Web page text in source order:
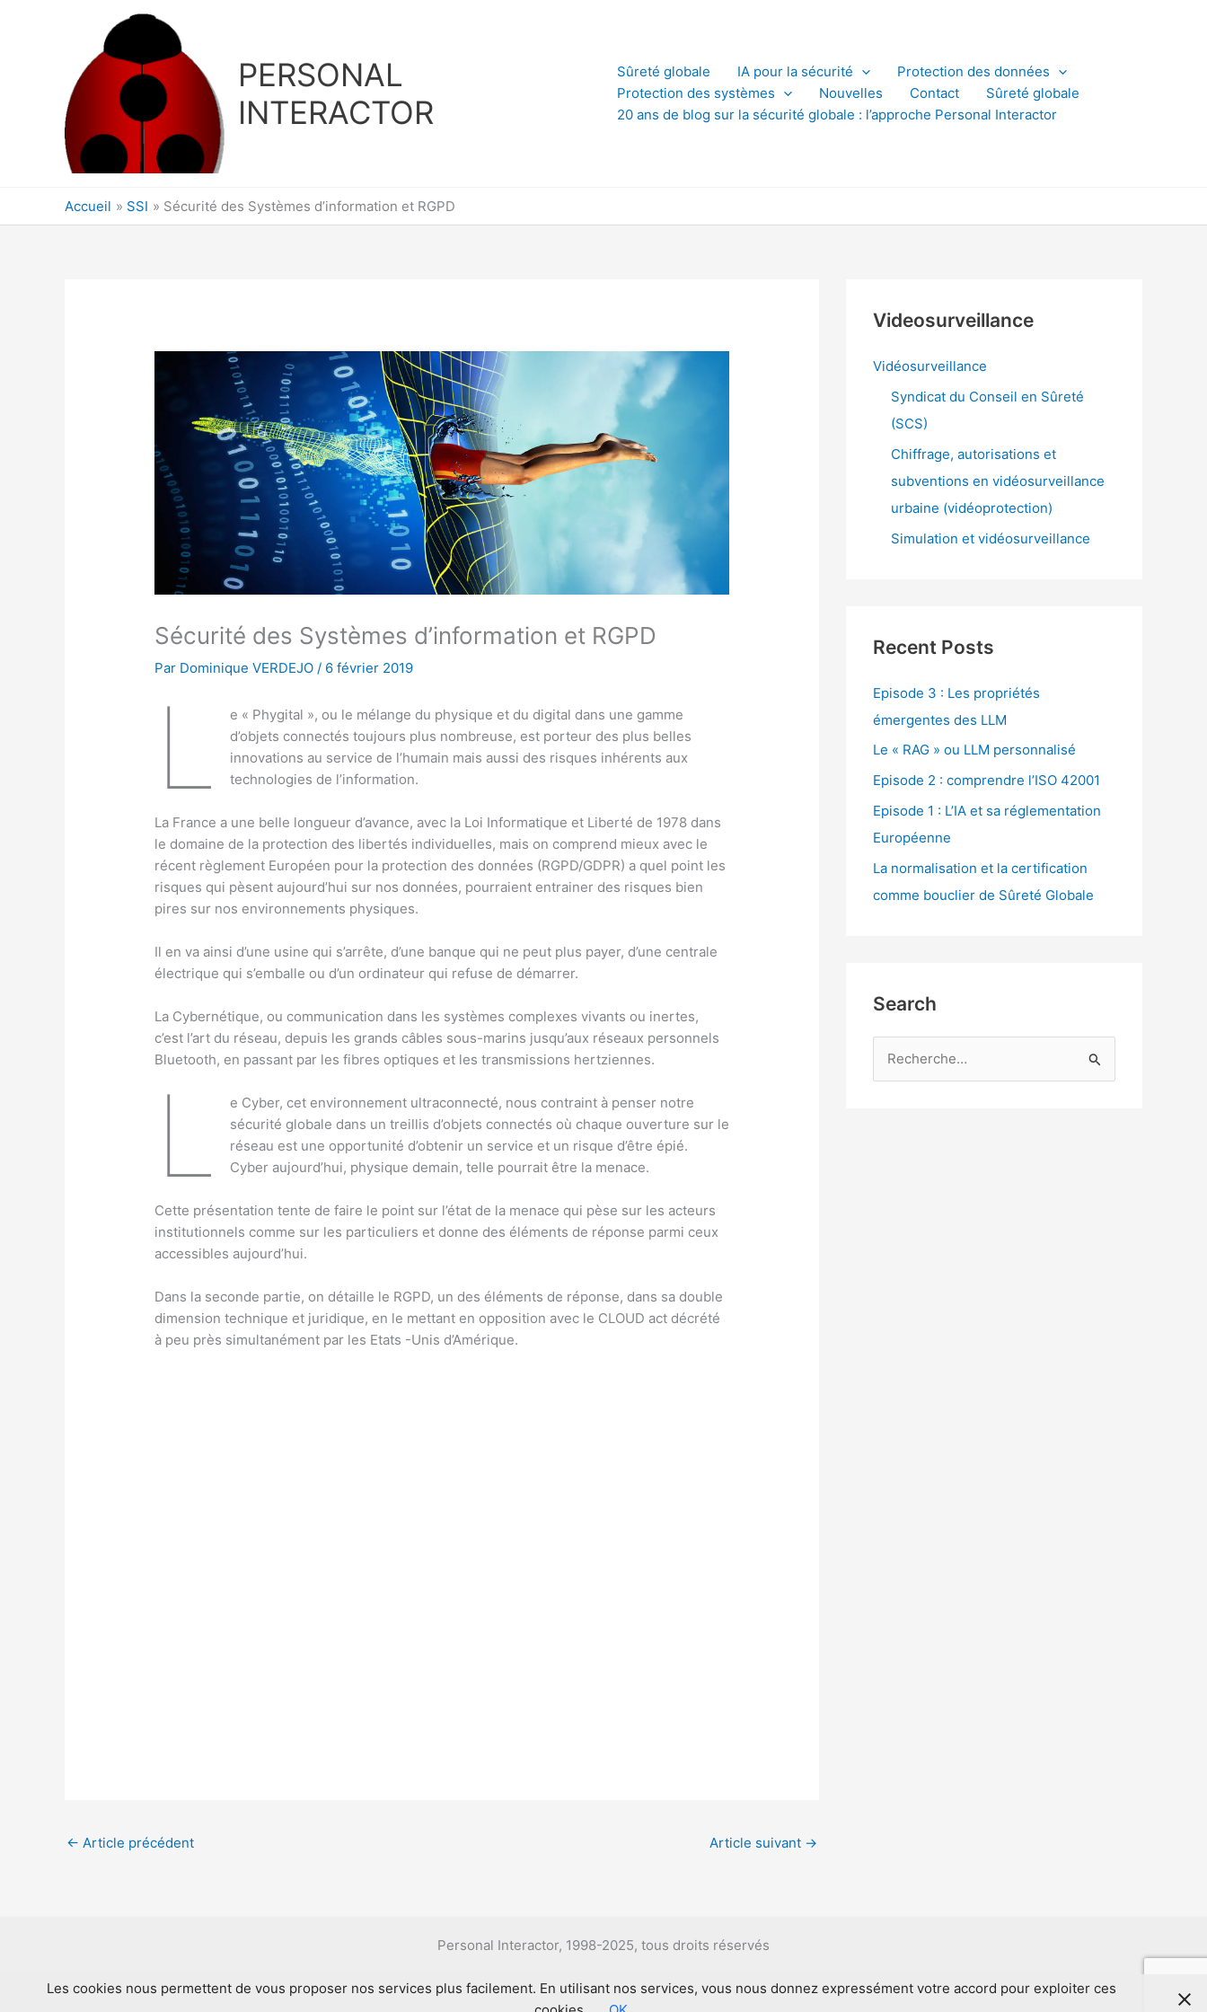
PERSONAL
INTERACTOR
Sûreté globale IA pour la sécurité
Protection des données
Protection des systèmes
Nouvelles Contact
Sûreté globale
20 ans de blog sur la sécurité globale : l’approche Personal Interactor
Accueil SSI Sécurité des Systèmes d’information et RGPD
Sécurité des Systèmes d’information et RGPD
Par Dominique VERDEJO/ 6 février 2019
L
e « Phygital », ou le mélange du physique et du digital dans une gamme
d’objets connectés toujours plus nombreuse, est porteur des plus belles
innovations au service de l’humain mais aussi des risques inhérents aux
technologies de l’information.
La France a une belle longueur d’avance, avec la Loi Informatique et Liberté de 1978 dans
le domaine de la protection des libertés individuelles, mais on comprend mieux avec le
récent règlement Européen pour la protection des données (RGPD/GDPR) a quel point les
risques qui pèsent aujourd’hui sur nos données, pourraient entrainer des risques bien
pires sur nos environnements physiques.
Il en va ainsi d’une usine qui s’arrête, d’une banque qui ne peut plus payer, d’une centrale
électrique qui s’emballe ou d’un ordinateur qui refuse de démarrer.
La Cybernétique, ou communication dans les systèmes complexes vivants ou inertes,
c’est l’art du réseau, depuis les grands câbles sous-marins jusqu’aux réseaux personnels
Bluetooth, en passant par les fibres optiques et les transmissions hertziennes.
L
e Cyber, cet environnement ultraconnecté, nous contraint à penser notre
sécurité globale dans un treillis d’objets connectés où chaque ouverture sur le
réseau est une opportunité d’obtenir un service et un risque d’être épié.
Cyber aujourd’hui, physique demain, telle pourrait être la menace.
Cette présentation tente de faire le point sur l’état de la menace qui pèse sur les acteurs
institutionnels comme sur les particuliers et donne des éléments de réponse parmi ceux
accessibles aujourd’hui.
Dans la seconde partie, on détaille le RGPD, un des éléments de réponse, dans sa double
dimension technique et juridique, en le mettant en opposition avec le CLOUD act décrété
à peu près simultanément par les Etats -Unis d’Amérique.
← Article précédent Article suivant →
Videosurveillance
Vidéosurveillance
Syndicat du Conseil en Sûreté
(SCS)
Chiffrage, autorisations et
subventions en vidéosurveillance
urbaine (vidéoprotection)
Simulation et vidéosurveillance
Recent Posts
Episode 3 : Les propriétés
émergentes des LLM
Le « RAG » ou LLM personnalisé
Episode 2 : comprendre l’ISO 42001
Episode 1 : L’IA et sa réglementation
Européenne
La normalisation et la certification
comme bouclier de Sûreté Globale
Search
Personal Interactor, 1998-2025, tous droits réservés
Les cookies nous permettent de vous proposer nos services plus facilement. En utilisant nos services, vous nous donnez expressément votre accord pour exploiter ces